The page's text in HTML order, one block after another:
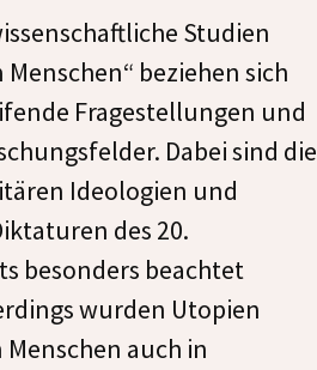
Studien
Menschen“ beziehen sich
Fragestellungen und
Dabei sind die
Ideologien und
des 20.
besonders beachtet
wurden Utopien
Menschen auch in